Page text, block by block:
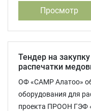
Просмотр
Тендер на
распечатки
ОФ «САМР Алатоо»
оборудования для
проекта ПРООН ГЭФ